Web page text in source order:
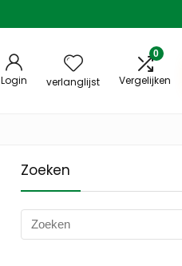
Login verlanglijst
0
Vergelijken
Zoeken